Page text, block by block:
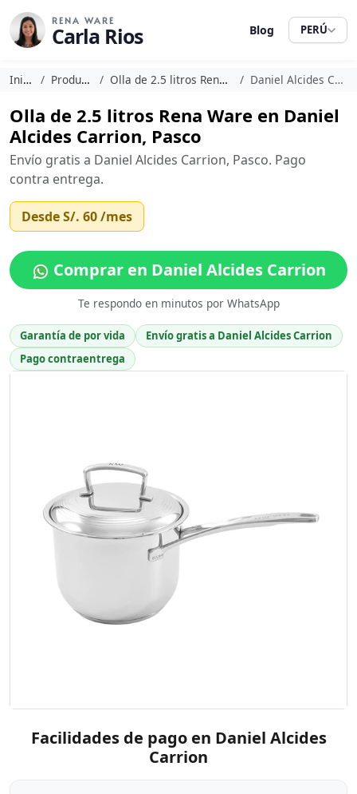
RENA WARE
Carla Rios Blog PERÚ
Inicio Productos Olla de 2.5 litros Rena Ware Daniel Alcides Carrion
Olla de 2.5 litros Rena Ware en Daniel
Alcides Carrion, Pasco
Envío gratis a Daniel Alcides Carrion, Pasco. Pago
contra entrega.
DesdeS/. 60/mes
Comprar en Daniel Alcides Carrion
Te respondo en minutos por WhatsApp
Garantía de por vida
Envío gratis a Daniel Alcides Carrion
Pago contraentrega
Facilidades de pago en Daniel Alcides
Carrion